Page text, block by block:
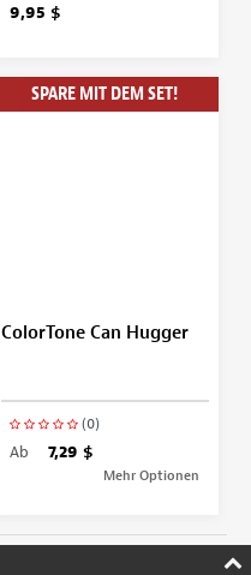
9,95 $
SPARE MIT DEM SET!
ColorTone Can Hugger
(0)
Ab 7,29 $
Mehr Optionen